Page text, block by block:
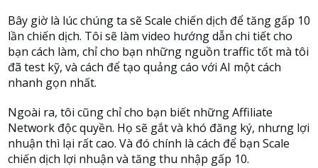
Bây giờ là lúc chúng ta sẽ Scale chiến dịch để tăng gấp 10
lần chiến dịch. Tôi sẽ làm video hướng dẫn chi tiết cho
bạn cách làm, chỉ cho bạn những nguồn traffic tốt mà tôi
đã test kỹ, và cách để tạo quảng cáo với AI một cách
nhanh gọn nhất.
Ngoài ra, tôi cũng chỉ cho bạn biết những Affiliate
Network độc quyền. Họ sẽ gắt và khó đăng ký, nhưng lợi
nhuận thì lại rất cao. Và đó chính là cách để bạn Scale
chiến dịch lợi nhuận và tăng thu nhập gấp 10.